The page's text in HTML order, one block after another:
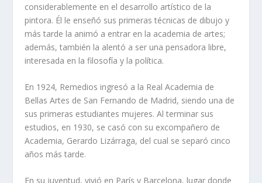
considerablemente en el desarrollo artístico de la
pintora. Él le enseñó sus primeras técnicas de dibujo y
más tarde la animó a entrar en la academia de artes;
además, también la alentó a ser una pensadora libre,
interesada en la filosofía y la política.
En 1924, Remedios ingresó a la Real Academia de
Bellas Artes de San Fernando de Madrid, siendo una de
sus primeras estudiantes mujeres. Al terminar sus
estudios, en 1930, se casó con su excompañero de
Academia, Gerardo Lizárraga, del cual se separó cinco
años más tarde.
En su juventud, vivió en París y Barcelona, lugar donde